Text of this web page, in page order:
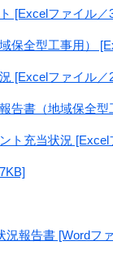
[Excelファイル／
保全型工事用）
[Excelファイル／
告書（地域保全
ト充当状況 [Excel
報告書 [Wordフ